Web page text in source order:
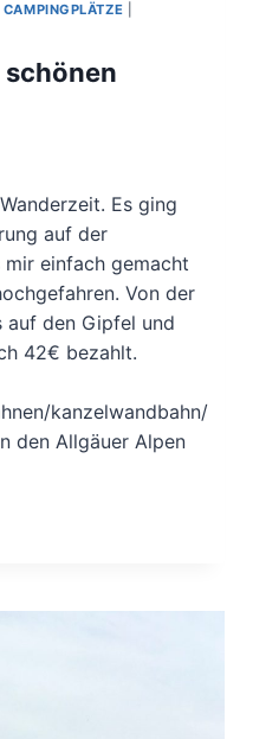
CAMPINGPLÄTZE
Es ging
auf der
mir einfach gemacht
Von der
auf den Gipfel und
42€ bezahlt.
kanzelwandbahn/
den Allgäuer Alpen